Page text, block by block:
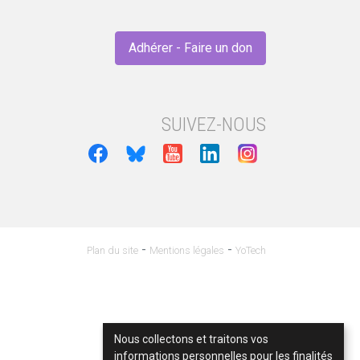
Adhérer - Faire un don
SUIVEZ-NOUS
Plan du site - Mentions légales - YoTech
Nous collectons et traitons vos
informations personnelles pour les finalités